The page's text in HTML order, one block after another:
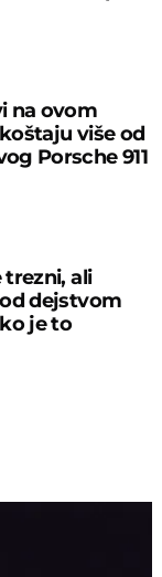
na ovom
više od
Porsche 911
ali
dejstvom
je to